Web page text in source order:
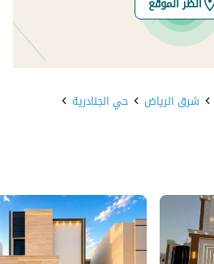
للبيع
-
186.2
3
شرق الرياض حي الجنادرية